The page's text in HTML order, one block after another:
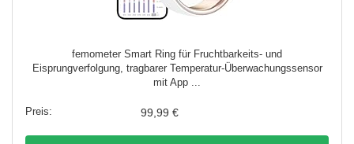
femometer Smart Ring für Fruchtbarkeits- und
Eisprungverfolgung, tragbarer Temperatur-Überwachungssensor
mit App ...
99,99 €